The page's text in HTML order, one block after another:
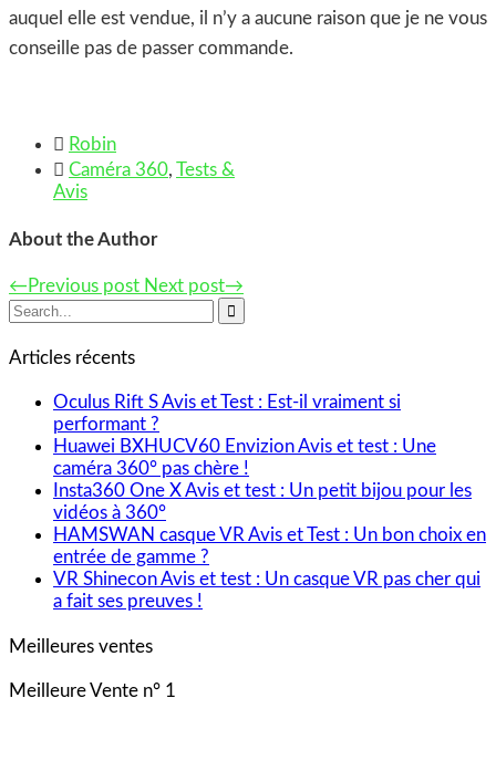
auquel elle est vendue, il n’y a aucune raison que je ne vous
conseille pas de passer commande.
 Robin
 Caméra 360, Tests &
Avis
About the Author
←Previous post Next post→

Articles récents
Oculus Rift S Avis et Test : Est-il vraiment si
performant ?
Huawei BXHUCV60 Envizion Avis et test : Une
caméra 360° pas chère !
Insta360 One X Avis et test : Un petit bijou pour les
vidéos à 360°
HAMSWAN casque VR Avis et Test : Un bon choix en
entrée de gamme ?
VR Shinecon Avis et test : Un casque VR pas cher qui
a fait ses preuves !
Meilleures ventes
Meilleure Vente n° 1